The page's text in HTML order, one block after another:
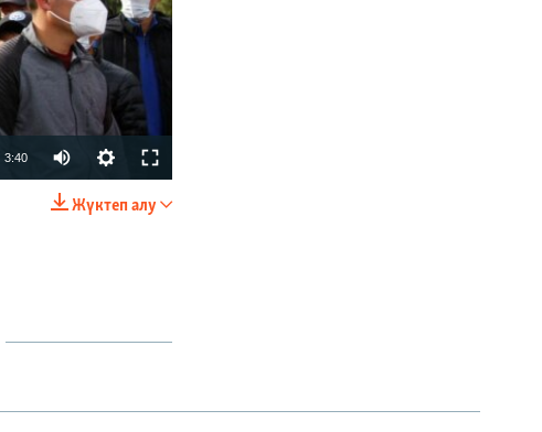
БӨЛІСІҢІЗ
480p
3:40
1080p
Жүктеп алу